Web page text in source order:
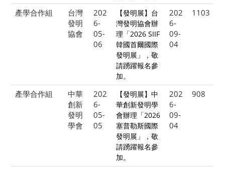
產學合作組
台灣
發明
協會
202
6-
05-
06
【發明展】台
灣發明協會辦
理「2026 SIIF
韓國首爾國際
發明展」，敬
請踴躍報名參
加。
202
6-
09-
04
1103
產學合作組
中華
創新
發明
學會
202
6-
05-
05
【發明展】中
華創新發明學
會辦理「2026
塞普勒斯國際
發明展」，敬
請踴躍報名參
加。
202
6-
09-
04
908